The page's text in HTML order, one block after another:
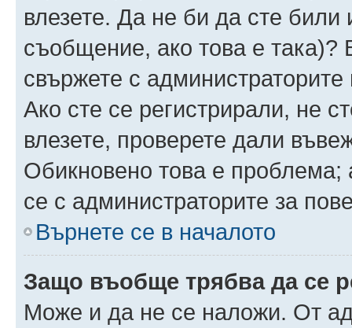
влезете. Да не би да сте
съобщение, ако това е така)?
свържете с
Ако сте се регистрирали, не
влезете, проверете дали
Обикновено това е проблема;
се с администраторите за
Върнете се в началото
Защо въобще трябва да се
Може и да не се наложи. От